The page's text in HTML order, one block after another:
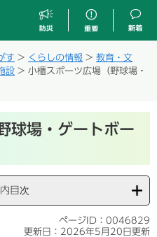
す > くらしの情報 > 教育・文
設 > 小櫃スポーツ広場（野球場・
球場・ゲートボー
目次
ページID：0046829
更新日：2026年5月20日更新